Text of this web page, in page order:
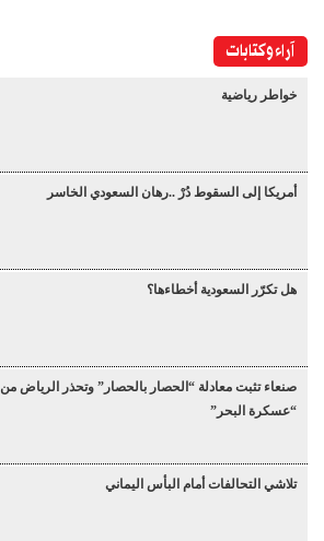
آراء وكتابات
خواطر رياضية
أمريكا إلى السقوط دُرْ ..رهان السعودي الخاسر
هل تكرّر السعودية أخطاءها؟
صنعاء تثبت معادلة “الحصار بالحصار” وتحذر الرياض من
“عسكرة البحر”
تلاشي التحالفات أمام البأس اليماني